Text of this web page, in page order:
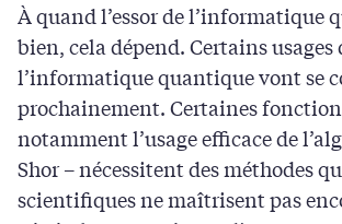
À quand l’essor de l’informatique
bien, cela dépend. Certains usages
l’informatique quantique vont se
prochainement. Certaines
notamment l’usage efficace de
Shor – nécessitent des méthodes
scientifiques ne maîtrisent pas